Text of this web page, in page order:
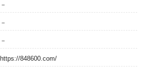
－
－
－
https://848600.com/